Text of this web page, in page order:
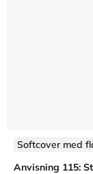
Softcover med
Anvisning 115: